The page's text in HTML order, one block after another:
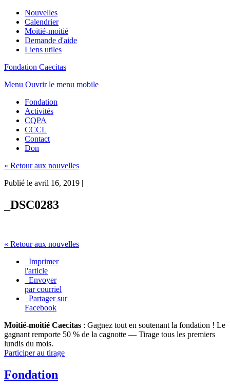
Nouvelles
Calendrier
Moitié-moitié
Demande d'aide
Liens utiles
Fondation Caecitas
Menu Ouvrir le menu mobile
Fondation
Activités
CQPA
CCCL
Contact
Don
« Retour aux nouvelles
Publié le avril 16, 2019 |
_DSC0283
« Retour aux nouvelles
Imprimer
l'article
Envoyer
par courriel
Partager sur
Facebook
Moitié-moitié Caecitas : Gagnez tout en soutenant la fondation ! Le
gagnant remporte 50 % de la cagnotte — Tirage tous les premiers
lundis du mois.
Participer au tirage
Fondation